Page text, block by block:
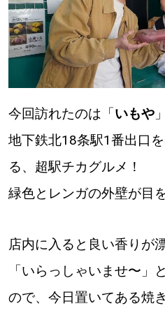
今回訪れたのは「いもや
地下鉄北18条駅1番出口
る、超駅チカグルメ！
緑色とレンガの外壁が目
店内に入ると良い香りが
「いらっしゃいませ〜」
ので、今日置いてある焼